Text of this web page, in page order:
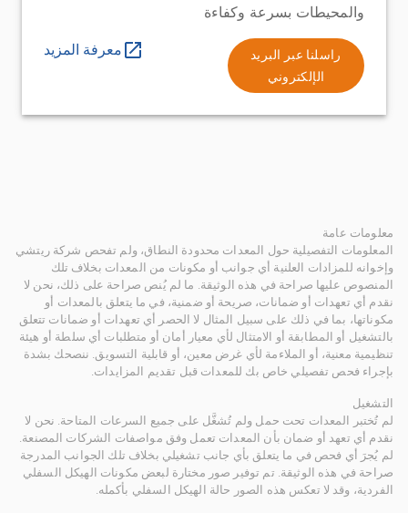
والمحيطات بسرعة وكفاءة
راسلنا عبر البريد
الإلكتروني
معرفة المزيد
معلومات عامة
المعلومات التفصيلية حول المعدات محدودة النطاق، ولم تفحص شركة ريتشي
وإخوانه للمزادات العلنية أي جوانب أو مكونات من المعدات بخلاف تلك
المنصوص عليها صراحة في هذه الوثيقة. ما لم يُنص صراحة على ذلك، نحن لا
نقدم أي تعهدات أو ضمانات، صريحة أو ضمنية، في ما يتعلق بالمعدات أو
مكوناتها، بما في ذلك على سبيل المثال لا الحصر أي تعهدات أو ضمانات تتعلق
بالتشغيل أو المطابقة أو الامتثال لأي معيار أمان أو متطلبات أي سلطة أو هيئة
تنظيمية معنية، أو الملاءمة لأي غرض معين، أو قابلية التسويق. ننصحك بشدة
بإجراء فحص تفصيلي خاص بك للمعدات قبل تقديم المزايدات.
التشغيل
لم تُختبر المعدات تحت حمل ولم تُشغَّل على جميع السرعات المتاحة. نحن لا
نقدم أي تعهد أو ضمان بأن المعدات تعمل وفق مواصفات الشركات المصنعة.
لم يُجرَ أي فحص في ما يتعلق بأي جانب تشغيلي بخلاف تلك الجوانب المدرجة
صراحة في هذه الوثيقة. تم توفير صور مختارة لبعض مكونات الهيكل السفلي
الفردية، وقد لا تعكس هذه الصور حالة الهيكل السفلي بأكمله.